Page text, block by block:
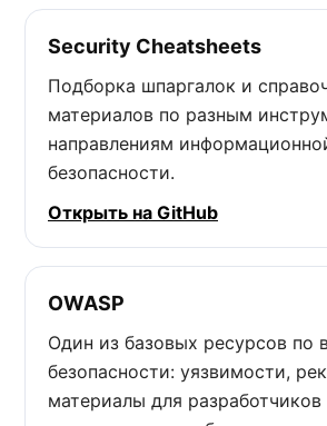
Security Cheatsheets
Подборка шпаргалок и
материалов по разным
направлениям
безопасности.
Открыть на GitHub
OWASP
Один из базовых ресурсов по
безопасности: уязвимости,
материалы для разработчиков